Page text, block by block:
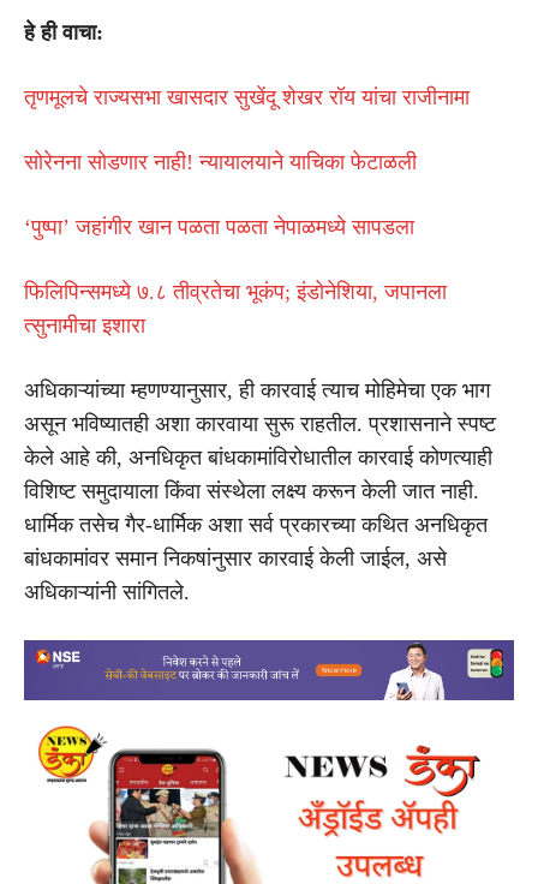
हे ही वाचा:
तृणमूलचे राज्यसभा खासदार सुखेंदू शेखर रॉय यांचा राजीनामा
सोरेनना सोडणार नाही! न्यायालयाने याचिका फेटाळली
‘पुष्पा’ जहांगीर खान पळता पळता नेपाळमध्ये सापडला
फिलिपिन्समध्ये ७.८ तीव्रतेचा भूकंप; इंडोनेशिया, जपानला
त्सुनामीचा इशारा
अधिकाऱ्यांच्या म्हणण्यानुसार, ही कारवाई त्याच मोहिमेचा एक भाग
असून भविष्यातही अशा कारवाया सुरू राहतील. प्रशासनाने स्पष्ट
केले आहे की, अनधिकृत बांधकामांविरोधातील कारवाई कोणत्याही
विशिष्ट समुदायाला किंवा संस्थेला लक्ष्य करून केली जात नाही.
धार्मिक तसेच गैर-धार्मिक अशा सर्व प्रकारच्या कथित अनधिकृत
बांधकामांवर समान निकषांनुसार कारवाई केली जाईल, असे
अधिकाऱ्यांनी सांगितले.